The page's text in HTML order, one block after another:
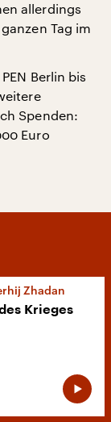
allerdings
Tag im
Berlin bis
Spenden:
Euro
Zhadan
Krieges